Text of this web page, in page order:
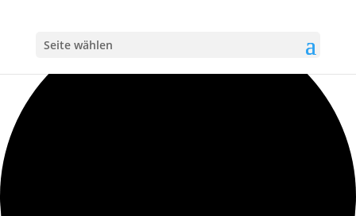
Seite wählen